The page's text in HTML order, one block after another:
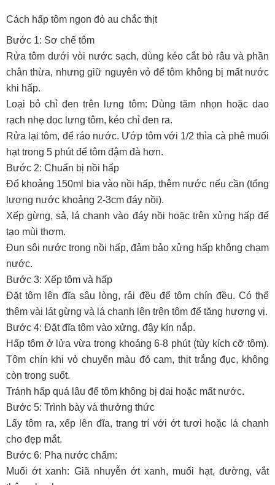
Cách hấp tôm ngon đỏ au chắc thịt
Bước 1: Sơ chế tôm
Rửa tôm dưới vòi nước sạch, dùng kéo cắt bỏ râu và phần
chân thừa, nhưng giữ nguyên vỏ để tôm không bị mất nước
khi hấp.
Loại bỏ chỉ đen trên lưng tôm: Dùng tăm nhọn hoặc dao
rạch nhẹ dọc lưng tôm, kéo chỉ đen ra.
Rửa lại tôm, để ráo nước. Ướp tôm với 1/2 thìa cà phê muối
hạt trong 5 phút để tôm đậm đà hơn.
Bước 2: Chuẩn bị nồi hấp
Đổ khoảng 150ml bia vào nồi hấp, thêm nước nếu cần (tổng
lượng nước khoảng 2-3cm đáy nồi).
Xếp gừng, sả, lá chanh vào đáy nồi hoặc trên xửng hấp để
tạo mùi thơm.
Đun sôi nước trong nồi hấp, đảm bảo xửng hấp không chạm
nước.
Bước 3: Xếp tôm và hấp
Đặt tôm lên đĩa sâu lòng, rải đều để tôm chín đều. Có thể
thêm vài lát gừng và lá chanh lên trên tôm để tăng hương vị.
Bước 4: Đặt đĩa tôm vào xửng, đậy kín nắp.
Hấp tôm ở lửa vừa trong khoảng 6-8 phút (tùy kích cỡ tôm).
Tôm chín khi vỏ chuyển màu đỏ cam, thịt trắng đục, không
còn trong suốt.
Tránh hấp quá lâu để tôm không bị dai hoặc mất nước.
Bước 5: Trình bày và thưởng thức
Lấy tôm ra, xếp lên đĩa, trang trí với ớt tươi hoặc lá chanh
cho đẹp mắt.
Bước 6: Pha nước chấm:
Muối ớt xanh: Giã nhuyễn ớt xanh, muối hạt, đường, vắt